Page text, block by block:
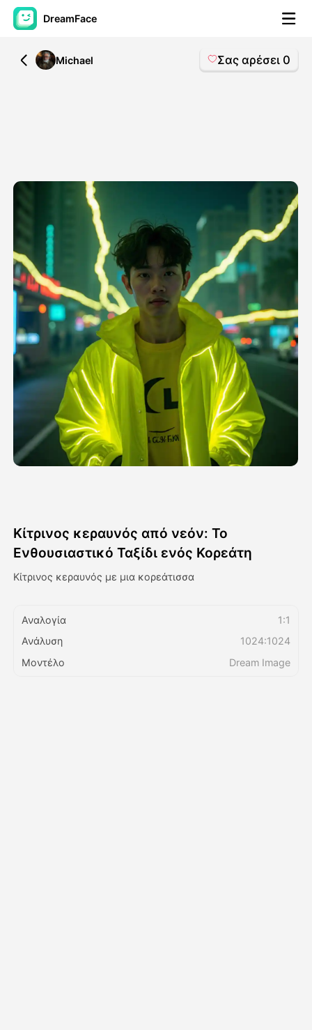
DreamFace
Εργαλεία AI
Άλλα Μέσα ▼
Δείτε όλα τα εργαλεία
Πρότυπα
Βίντεο του Avatar
▼
Βίντεο ▼
Φωτογραφία ▼
Άλλα Μέσα
Γκαλερί
Τιμολόγιο
All
Michael Σας αρέσει 0
Κίτρινος κεραυνός από νεόν: Το
Ενθουσιαστικό Ταξίδι ενός Κορεάτη
Κίτρινος κεραυνός με μια κορεάτισσα
Αναλογία
1:1
Ανάλυση
1024:1024
Μοντέλο
Dream Image